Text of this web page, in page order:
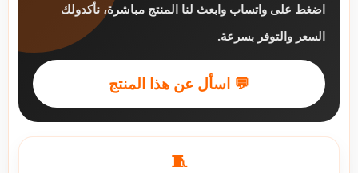
اضغط على واتساب وابعث لنا المنتج مباشرة، نأكدولك
السعر والتوفر بسرعة.
💬 اسأل عن هذا المنتج
🧵